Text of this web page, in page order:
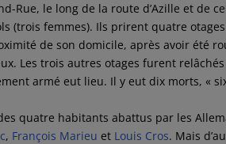
Rue, le long de la route d’Azille et de
femmes). Ils prirent quatre otages
de son domicile, après avoir été
Les trois autres otages furent
armé eut lieu. Il y eut dix morts, «
quatre habitants abattus par les
, François Marieu et Louis Cros. Mais